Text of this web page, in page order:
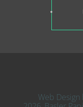
Web Design